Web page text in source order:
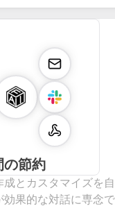
の節約
成とカスタマイズを
効果的な対話に専念